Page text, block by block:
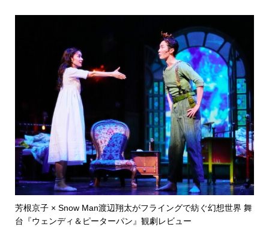
芳根京子 × Snow Man渡辺翔太がフライングで紡ぐ幻想世界 舞
台『ウェンディ＆ピーターパン』観劇レビュー